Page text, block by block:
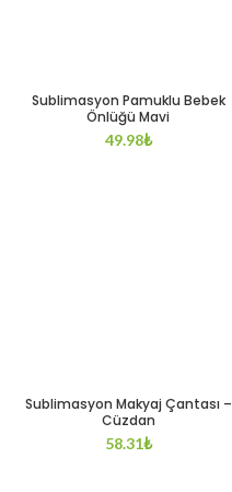
Sublimasyon Pamuklu Bebek
Önlüğü Mavi
49.98₺
Sublimasyon Makyaj Çantası –
Cüzdan
58.31₺